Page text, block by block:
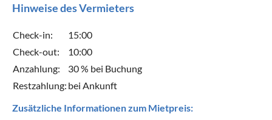
Hinweise des Vermieters
Check-in:
15:00
Check-out:
10:00
Anzahlung:
30 % bei Buchung
Restzahlung: bei Ankunft
Zusätzliche Informationen zum Mietpreis: